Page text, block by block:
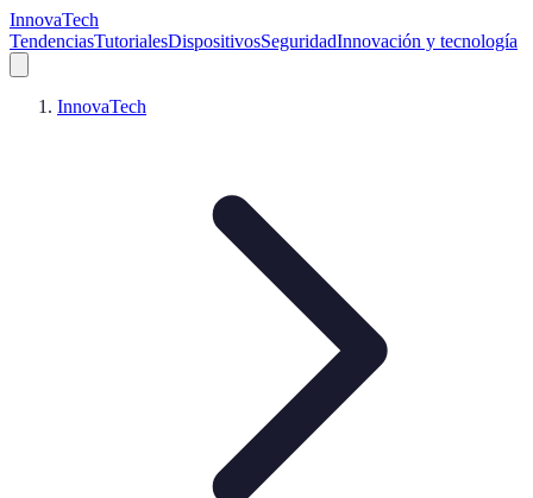
InnovaTech
TendenciasTutorialesDispositivosSeguridadInnovación y tecnología
InnovaTech